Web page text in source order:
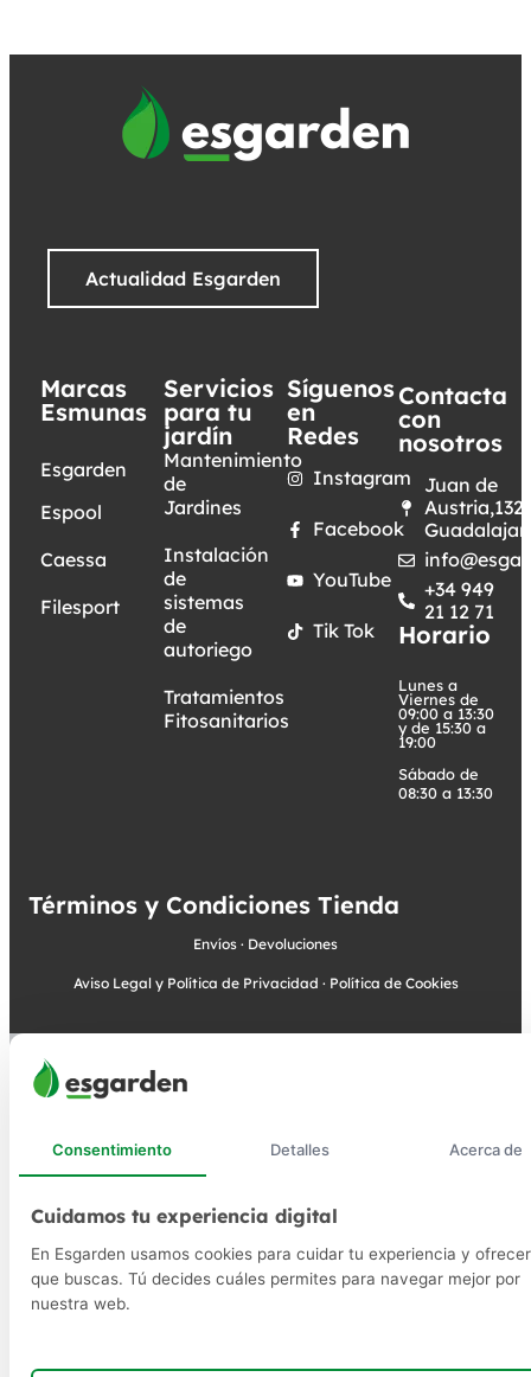
Actualidad Esgarden
Marcas
Esmunas
Esgarden
Espool
Caessa
Filesport
Servicios
para tu
jardín
Mantenimiento
de
Jardines
Instalación
de
sistemas
de
autoriego
Tratamientos
Fitosanitarios
Síguenos
en
Redes
Instagram
Facebook
YouTube
Tik Tok
Contacta
con
nosotros
Juan de
Austria,132.
+34 949
21 12 71
Horario
Lunes a
Viernes de
09:00 a 13:30
y de 15:30 a
19:00
Sábado de
08:30 a 13:30
Términos y Condiciones Tienda
Envíos · Devoluciones
Aviso Legal y Política de Privacidad · Política de Cookies
Consentimiento Detalles Acerca de
Cuidamos tu experiencia digital
En Esgarden usamos cookies para cuidar tu experiencia y
que buscas. Tú decides cuáles permites para navegar mejor por
nuestra web.